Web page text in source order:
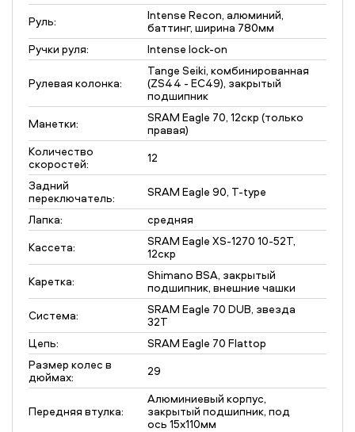
Руль:
Intense Recon, алюминий,
баттинг, ширина 780мм
Ручки руля:
Intense lock-on
Рулевая колонка:
Tange Seiki, комбинированная
(ZS44 - EC49), закрытый
подшипник
Манетки:
SRAM Eagle 70, 12скр (только
правая)
Количество
скоростей:
12
Задний
переключатель:
SRAM Eagle 90, T-type
Лапка:
средняя
Кассета:
SRAM Eagle XS-1270 10-52T,
12скр
Каретка:
Shimano BSA, закрытый
подшипник, внешние чашки
Система:
SRAM Eagle 70 DUB, звезда
32T
Цепь:
SRAM Eagle 70 Flattop
Размер колес в
дюймах:
29
Передняя втулка:
Алюминиевый корпус,
закрытый подшипник, под
ось 15х110мм